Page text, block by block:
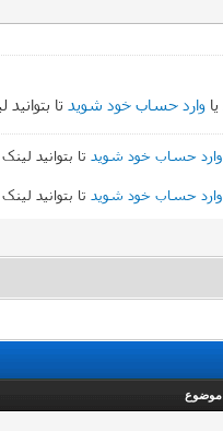
یا وارد حساب خود شوید تا
وارد حساب خود شوید تا بتوانید
وارد حساب خود شوید تا بتوانید
موضوع